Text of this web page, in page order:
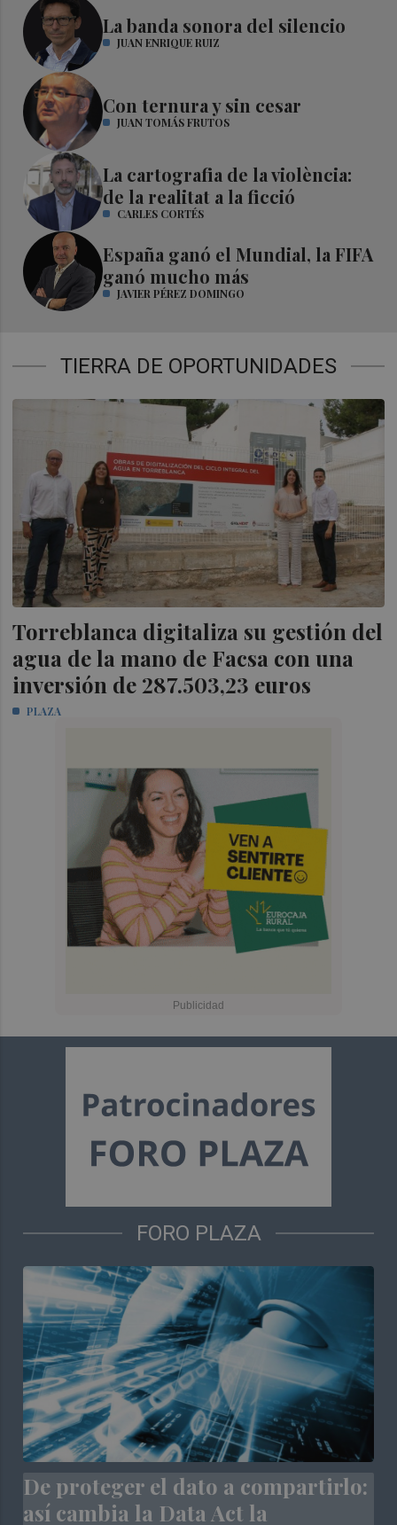
La banda sonora del silencio
JUAN ENRIQUE RUIZ
Con ternura y sin cesar
JUAN TOMÁS FRUTOS
La cartografia de la violència:
de la realitat a la ficció
CARLES CORTÉS
España ganó el Mundial, la FIFA
ganó mucho más
JAVIER PÉREZ DOMINGO
TIERRA DE OPORTUNIDADES
Torreblanca digitaliza su gestión del
agua de la mano de Facsa con una
inversión de 287.503,23 euros
PLAZA
FORO PLAZA
De proteger el dato a compartirlo:
así cambia la Data Act la